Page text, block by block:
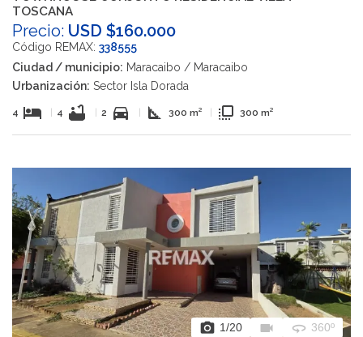
TOSCANA
Precio: USD $160.000
Código REMAX: 338555
Ciudad / municipio: Maracaibo / Maracaibo
Urbanización: Sector Isla Dorada
4 hotel 4 bathtub 2 directions_car square_foot 300 m² flip_to_front 300 m²
photo_camera 1/20 videocam 360 360º